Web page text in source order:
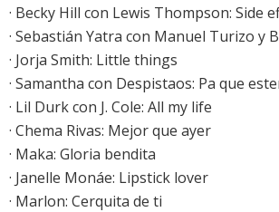
· Becky Hill con Lewis Thompson: Side
· Sebastián Yatra con Manuel Turizo y
· Jorja Smith: Little things
· Samantha con Despistaos: Pa que
· Lil Durk con J. Cole: All my life
· Chema Rivas: Mejor que ayer
· Maka: Gloria bendita
· Janelle Monáe: Lipstick lover
· Marlon: Cerquita de ti